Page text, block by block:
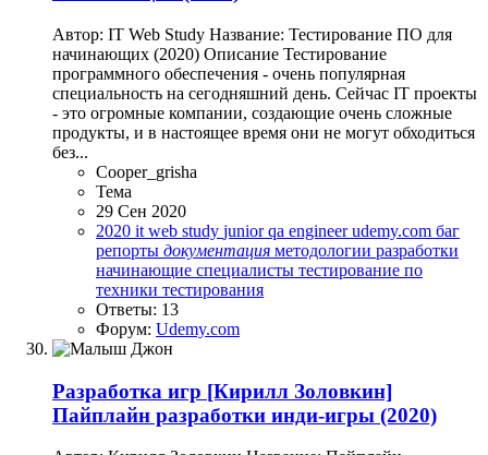
Автор: IT Web Study Название: Тестирование ПО для
начинающих (2020) Описание Тестирование
программного обеспечения - очень популярная
специальность на сегодняшний день. Сейчас IT проекты
- это огромные компании, создающие очень сложные
продукты, и в настоящее время они не могут обходиться
без...
Cooper_grisha
Тема
29 Сен 2020
2020 it web study junior qa engineerudemy.com баг
репорты документация методологии разработки
начинающие специалисты тестирование по
техники тестирования
Ответы: 13
Форум: Udemy.com
Разработка игр [Кирилл Золовкин]
Пайплайн разработки инди-игры (2020)